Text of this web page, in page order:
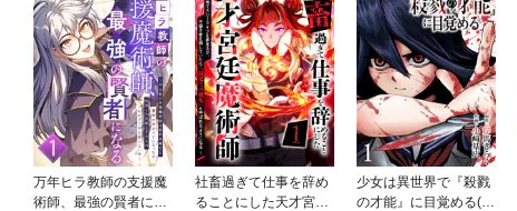
万年ヒラ教師の支援魔
術師、最強の賢者にな
社畜過ぎて仕事を辞め
ることにした天才宮廷
少女は異世界で『殺戮
の才能』に目覚める(話